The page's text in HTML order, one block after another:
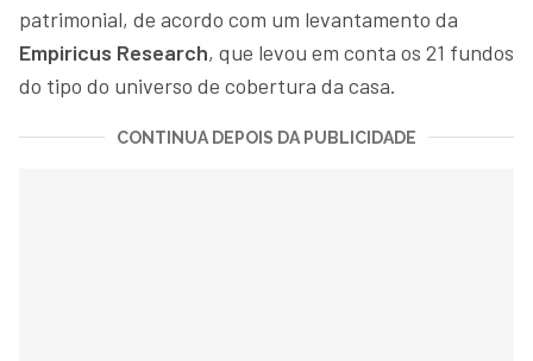
patrimonial, de acordo com um levantamento da
Empiricus Research, que levou em conta os 21 fundos
do tipo do universo de cobertura da casa.
CONTINUA DEPOIS DA PUBLICIDADE